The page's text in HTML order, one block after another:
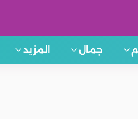
جمال المزيد